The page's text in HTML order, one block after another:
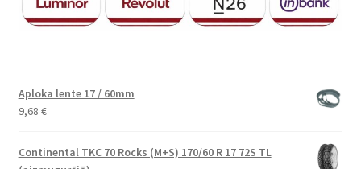
Aploka lente 17 / 60mm
9,68 €
Continental TKC 70 Rocks (M+S) 170/60 R 17 72S TL